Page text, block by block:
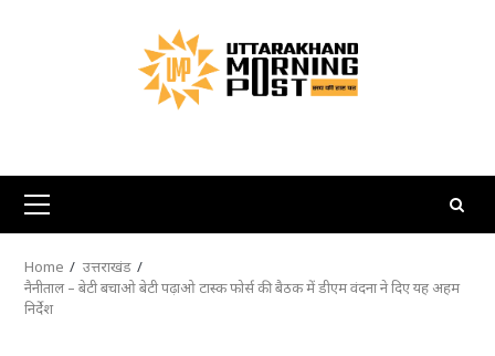
Primary
Menu
Home
उत्तराखंड
नैनीताल – बेटी बचाओ बेटी पढ़ाओ टास्क फोर्स की बैठक में डीएम वंदना ने दिए यह अहम
निर्देश